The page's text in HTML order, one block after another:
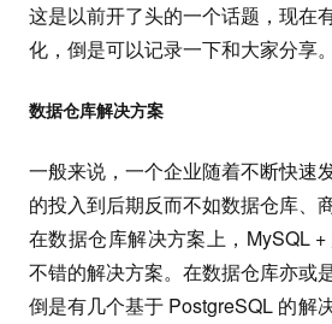
这是以前开了头的一个话题，现在
化，倒是可以记录一下和大家分享。
数据仓库解决方案
一般来说，一个企业随着不断快速
的投入到后期反而不如数据仓库、
在数据仓库解决方案上，MySQL +
不错的解决方案。在数据仓库亦或
倒是有几个基于 PostgreSQL 的解